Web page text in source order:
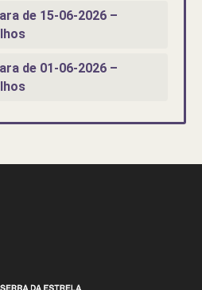
de 15-06-2026 –
de 01-06-2026 –